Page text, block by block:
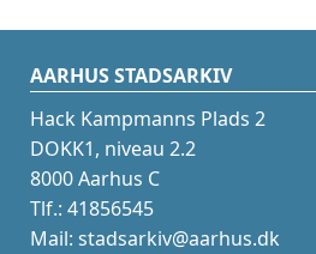
AARHUS STADSARKIV
Hack Kampmanns Plads 2
DOKK1, niveau 2.2
8000 Aarhus C
Tlf.: 41856545
Mail: stadsarkiv@aarhus.dk